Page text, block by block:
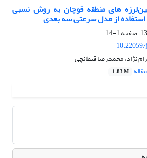
های منطقه قوچان به روش نسبی
استفاده از مدل سرعتی سه بعدی
1-14
نژاد، محمدرضا قیطانچی
1.83 M